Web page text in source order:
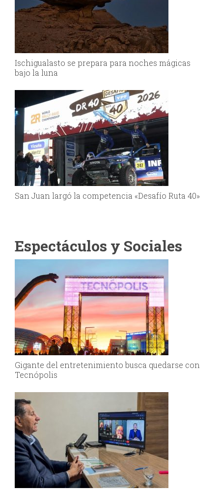
Ischigualasto se prepara para noches mágicas
bajo la luna
San Juan largó la competencia «Desafío Ruta 40»
Espectáculos y Sociales
Gigante del entretenimiento busca quedarse con
Tecnópolis